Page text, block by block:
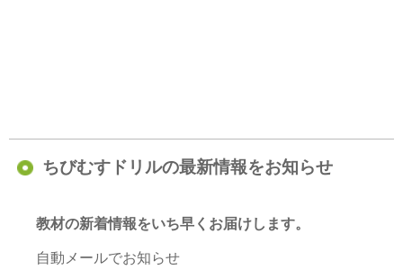
ちびむすドリルの最新情報をお知らせ
教材の新着情報をいち早くお届けします。
自動メールでお知らせ